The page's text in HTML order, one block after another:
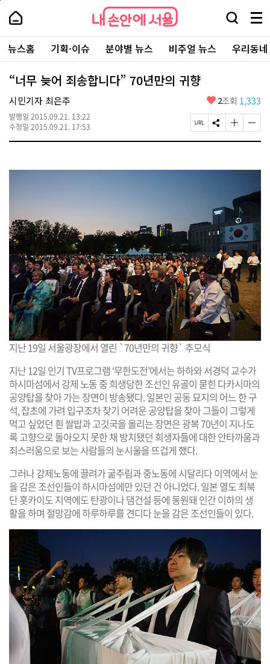
본
로
가
내
손
안
에
서
울
-
서
울
시
대
표
소
털
내
손
에
울
검
창
열
기
메
뉴
전
체
보
주
요
서
뉴스홈 기획·이슈 분야별 뉴스 비주얼 뉴스 우리동
“너무 늦어 죄송합니다” 70년만의 귀향
시민기자 최은주
발행일 2015.09.21. 13:22
수정일 2015.09.21. 17:53
좋
요
2조회 1,333
페
이
R
S
N
유
글
자
크
경
하
기
글
자
작
변
기
지난 19일 서울광장에서 열린 `70년만의 귀향` 추모식
지난 12일 인기 TV프로그램 ‘무한도전’에서는 하하와 서경덕 교수가
하시마섬에서 강제 노동 중 희생당한 조선인 유골이 묻힌 다카시마의
공양탑을 찾아 가는 장면이 방송됐다. 일본인 공동 묘지의 어느 한 구
석, 잡초에 가려 입구조차 찾기 어려운 공양탑을 찾아 그들이 그렇게
먹고 싶었던 흰 쌀밥과 고깃국을 올리는 장면은 광복 70년이 지나도
록 고향으로 돌아오지 못한 채 방치됐던 희생자들에 대한 안타까움과
죄스러움으로 보는 사람들의 눈시울을 뜨겁게 했다.
그러나 강제노동에 끌려가 굶주림과 중노동에 시달리다 이역에서 눈
을 감은 조선인들이 하시마섬에만 있던 건 아니었다. 일본 열도 최북
단 홋카이도 지역에도 탄광이나 댐건설 등에 동원돼 인간 이하의 생
활을 하며 절망감에 하루하루를 견디다 눈을 감은 조선인들이 있다.
페
상
단
로